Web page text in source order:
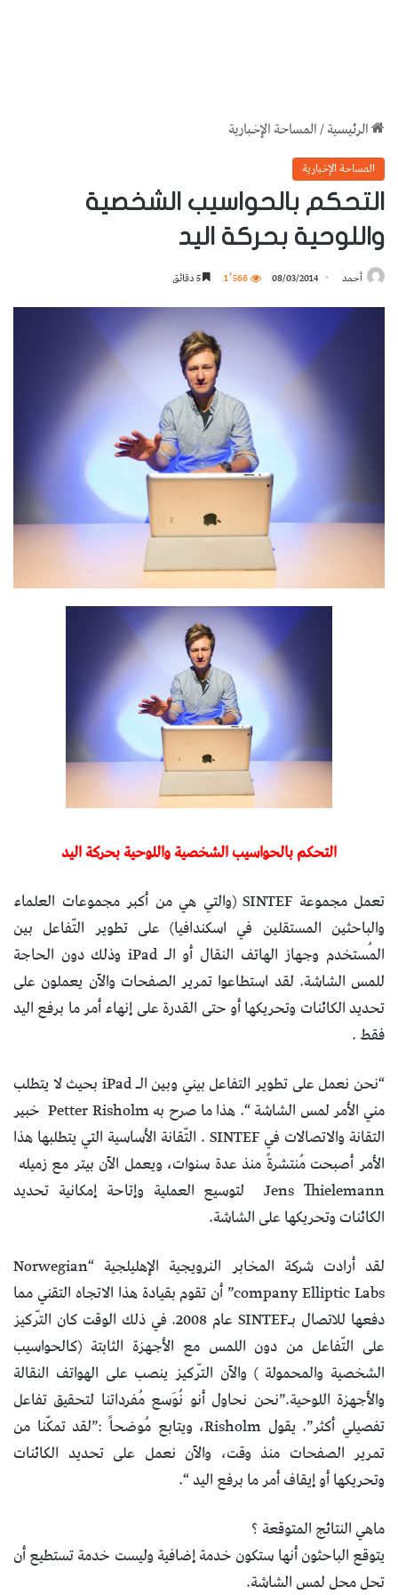
الرئيسية/المساحة الإخبارية
المساحة الإخبارية
التحكم بالحواسيب الشخصية
واللوحية بحركة اليد
أحمد 08/03/2014 1٬566
التحكم بالحواسيب الشخصية واللوحية بحركة اليد
تعمل مجموعة SINTEF (والتي هي من أكبر مجموعات العلماء
والباحثين المستقلين في اسكندافيا) على تطوير التّفاعل بين
المُستخدم وجهاز الهاتف النقال أو الـ iPad وذلك دون الحاجة
للمس الشاشة. لقد استطاعوا تمرير الصفحات والآن يعملون على
تحديد الكائنات وتحريكها أو حتى القدرة على إنهاء أمر ما برفع اليد
فقط .
“نحن نعمل على تطوير التفاعل بيني وبين الـ iPad بحيث لا يتطلب
مني الأمر لمس الشاشة “. هذا ما صرح به Petter Risholm خبير
التقانة والاتصالات في SINTEF . التّقانة الأساسية التي يتطلبها هذا
الأمر أصبحت مُنتشرةً منذ عدة سنوات، ويعمل الآن بيتر مع زميله
Jens Thielemann لتوسيع العملية وإتاحة إمكانية تحديد
الكائنات وتحريكها على الشاشة.
لقد أرادت شركة المخابر النرويجية الإهليلجية “Norwegian
company Elliptic Labs” أن تقوم بقيادة هذا الاتجاه التقني مما
دفعها للاتصال بـSINTEF عام 2008. في ذلك الوقت كان التّركيز
على التّفاعل من دون اللمس مع الأجهزة الثابتة (كالحواسيب
الشخصية والمحمولة ) والآن التّركيز ينصب على الهواتف النقالة
والأجهزة اللوحية.”نحن نحاول أنو نُوَسع مُفرداتنا لتحقيق تفاعل
تفصيلي أكثر”. يقول Risholm، ويتابع مُوضحاً :”لقد تمكّنا من
تمرير الصفحات منذ وقت، والآن نعمل على تحديد الكائنات
وتحريكها أو إيقاف أمر ما برفع اليد “.
ماهي النتائج المتوقعة ؟
يتوقع الباحثون أنها ستكون خدمة إضافية وليست خدمة تستطيع أن
تحل محل لمس الشاشة.